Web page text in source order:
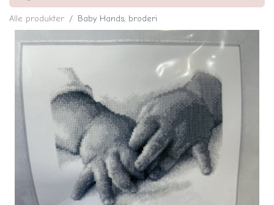
Alle produkter Baby Hands, broderi